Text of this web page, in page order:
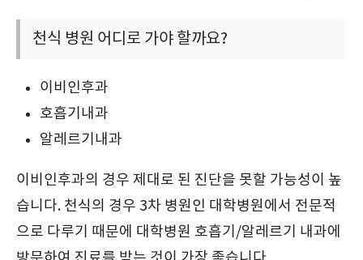
천식 병원 어디로 가야 할까요?
이비인후과
호흡기내과
알레르기내과
이비인후과의 경우 제대로 된 진단을 못할 가능성이 높
습니다. 천식의 경우 3차 병원인 대학병원에서 전문적
으로 다루기 때문에 대학병원 호흡기/알레르기 내과에